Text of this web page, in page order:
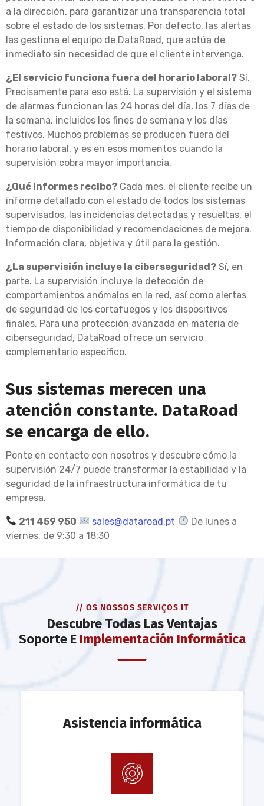
a la dirección, para garantizar una transparencia total
sobre el estado de los sistemas. Por defecto, las alertas
las gestiona el equipo de DataRoad, que actúa de
inmediato sin necesidad de que el cliente intervenga.
¿El servicio funciona fuera del horario laboral? Sí.
Precisamente para eso está. La supervisión y el sistema
de alarmas funcionan las 24 horas del día, los 7 días de
la semana, incluidos los fines de semana y los días
festivos. Muchos problemas se producen fuera del
horario laboral, y es en esos momentos cuando la
supervisión cobra mayor importancia.
¿Qué informes recibo? Cada mes, el cliente recibe un
informe detallado con el estado de todos los sistemas
supervisados, las incidencias detectadas y resueltas, el
tiempo de disponibilidad y recomendaciones de mejora.
Información clara, objetiva y útil para la gestión.
¿La supervisión incluye la ciberseguridad? Sí, en
parte. La supervisión incluye la detección de
comportamientos anómalos en la red, así como alertas
de seguridad de los cortafuegos y los dispositivos
finales. Para una protección avanzada en materia de
ciberseguridad, DataRoad ofrece un servicio
complementario específico.
Sus sistemas merecen una
atención constante. DataRoad
se encarga de ello.
Ponte en contacto con nosotros y descubre cómo la
supervisión 24/7 puede transformar la estabilidad y la
seguridad de la infraestructura informática de tu
empresa.
211 459 950 sales@dataroad.pt
De lunes a
viernes, de 9:30 a 18:30
// OS NOSSOS SERVIÇOS IT
Descubre Todas Las Ventajas
Soporte E Implementación Informática
Asistencia informática